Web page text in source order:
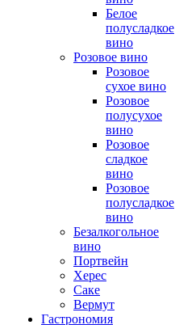
Белое
полусладкое
вино
Розовое вино
Розовое
сухое вино
Розовое
полусухое
вино
Розовое
сладкое
вино
Розовое
полусладкое
вино
Безалкогольное
вино
Портвейн
Херес
Саке
Вермут
Гастрономия